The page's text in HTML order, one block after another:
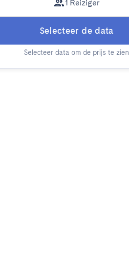
1 Reiziger
Selecteer de data
Selecteer data om de prijs te zien